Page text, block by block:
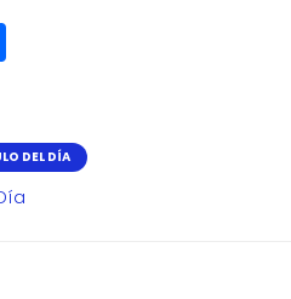
r
e
DEL DÍA